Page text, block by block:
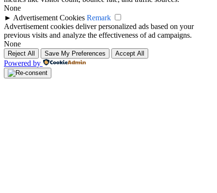
None
► Advertisement Cookies Remark
Advertisement cookies deliver personalized ads based on your
previous visits and analyze the effectiveness of ad campaigns.
None
Reject All Save My Preferences Accept All
Powered by